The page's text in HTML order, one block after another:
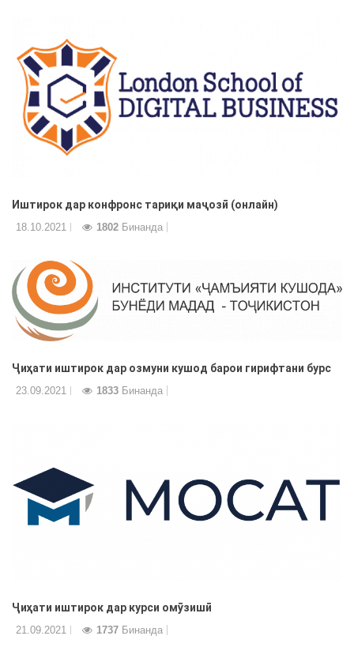
Иштирок дар конфронс тариқи маҷозӣ (онлайн)
18.10.2021 1802 Бинанда
Ҷиҳати иштирок дар озмуни кушод барои гирифтани бурс
23.09.2021 1833 Бинанда
Ҷиҳати иштирок дар курси омӯзишӣ
21.09.2021 1737 Бинанда